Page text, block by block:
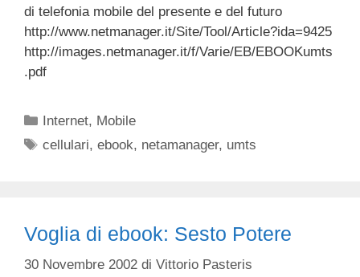
di telefonia mobile del presente e del futuro
http://www.netmanager.it/Site/Tool/Article?ida=9425
http://images.netmanager.it/f/Varie/EB/EBOOKumts
.pdf
Categorie
Internet, Mobile
Tag
cellulari,ebook, netamanager, umts
Voglia di ebook: Sesto Potere
30 Novembre 2002 di Vittorio Pasteris